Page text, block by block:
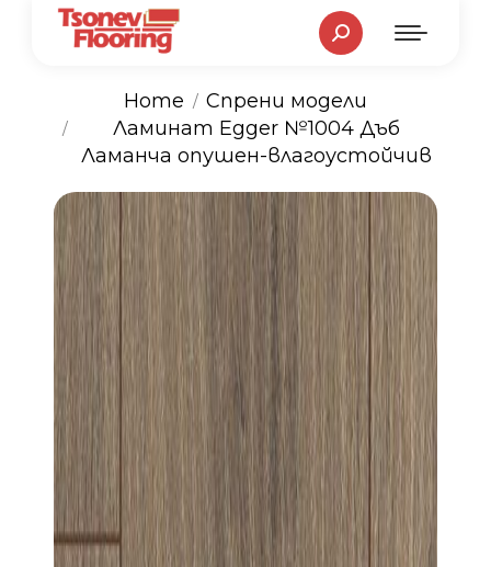
Search:
You are here:
Home
Спрени модели
Ламинат Egger №1004 Дъб
Ламанча опушен-влагоустойчив